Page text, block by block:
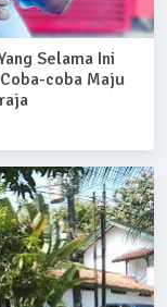
Selama Ini
coba Maju